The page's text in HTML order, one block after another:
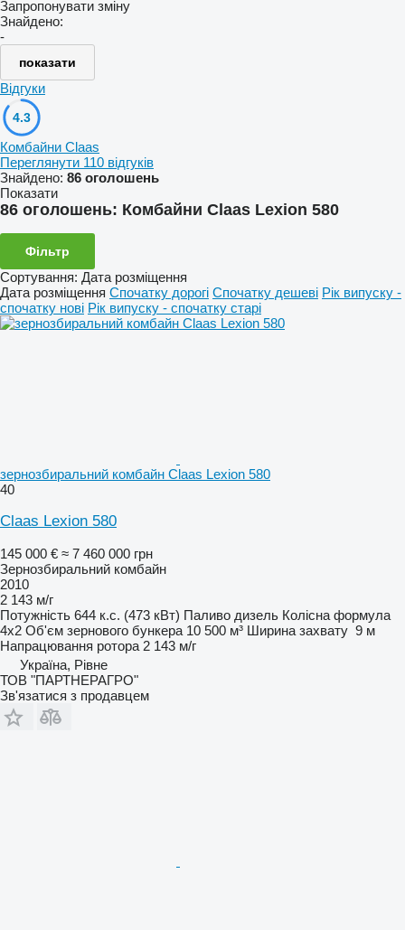
Запропонувати зміну
Знайдено:
-
показати
Відгуки
4.3
Комбайни Claas
Переглянути 110 відгуків
Знайдено: 86 оголошень
Показати
86 оголошень: Комбайни Claas Lexion 580
Фільтр
Сортування: Дата розміщення
Дата розміщення Спочатку дорогі Спочатку дешеві Рік випуску -
спочатку нові Рік випуску - спочатку старі
зернозбиральний комбайн Claas Lexion 580
40
Claas Lexion 580
145 000 € ≈ 7 460 000 грн
Зернозбиральний комбайн
2010
2 143 м/г
Потужність 644 к.с. (473 кВт) Паливо дизель Колісна формула
4x2 Об'єм зернового бункера 10 500 м³ Ширина захвату 9 м
Напрацювання ротора 2 143 м/г
Україна, Рівне
ТОВ "ПАРТНЕРАГРО"
Зв'язатися з продавцем